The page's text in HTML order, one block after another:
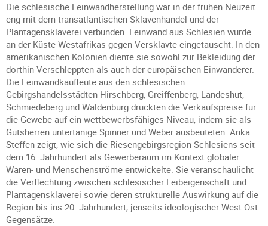
Die schlesische Leinwandherstellung war in der frühen Neuzeit
eng mit dem transatlantischen Sklavenhandel und der
Plantagensklaverei verbunden. Leinwand aus Schlesien wurde
an der Küste Westafrikas gegen Versklavte eingetauscht. In den
amerikanischen Kolonien diente sie sowohl zur Bekleidung der
dorthin Verschleppten als auch der europäischen Einwanderer.
Die Leinwandkaufleute aus den schlesischen
Gebirgshandelsstädten Hirschberg, Greiffenberg, Landeshut,
Schmiedeberg und Waldenburg drückten die Verkaufspreise für
die Gewebe auf ein wettbewerbsfähiges Niveau, indem sie als
Gutsherren untertänige Spinner und Weber ausbeuteten. Anka
Steffen zeigt, wie sich die Riesengebirgsregion Schlesiens seit
dem 16. Jahrhundert als Gewerberaum im Kontext globaler
Waren- und Menschenströme entwickelte. Sie veranschaulicht
die Verflechtung zwischen schlesischer Leibeigenschaft und
Plantagensklaverei sowie deren strukturelle Auswirkung auf die
Region bis ins 20. Jahrhundert, jenseits ideologischer West-Ost-
Gegensätze.